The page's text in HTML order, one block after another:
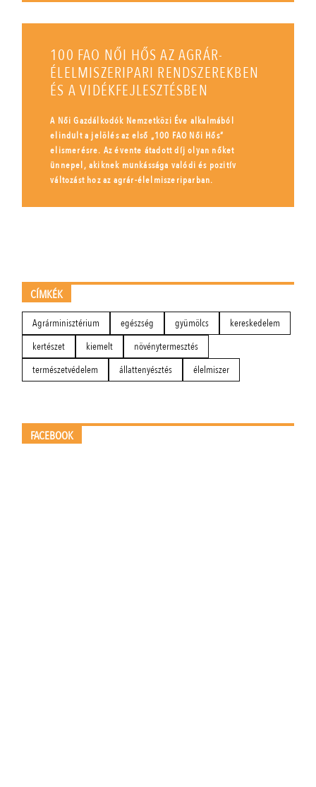
100 FAO NŐI HŐS AZ AGRÁR-
ÉLELMISZERIPARI RENDSZEREKBEN
ÉS A VIDÉKFEJLESZTÉSBEN
A Női Gazdálkodók Nemzetközi Éve alkalmából
elindult a jelölés az első „100 FAO Női Hős”
elismerésre. Az évente átadott díj olyan nőket
ünnepel, akiknek munkássága valódi és pozitív
változást hoz az agrár-élelmiszeriparban.
CÍMKÉK
Agrárminisztérium egészség gyümölcs
kereskedelem
kertészet
kiemelt
növénytermesztés
természetvédelem
állattenyésztés élelmiszer
FACEBOOK